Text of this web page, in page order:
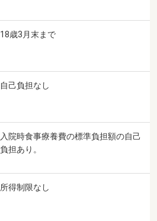
18歳3月末まで
自己負担なし
入院時食事療養費の標準負担額の自己
負担あり。
所得制限なし